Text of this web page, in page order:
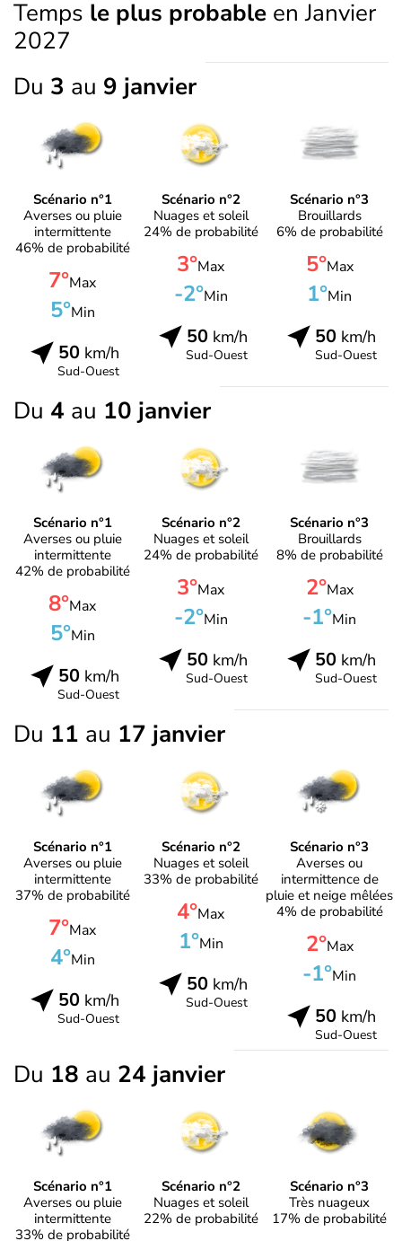
Temps le plus probable en Janvier
2027
Du 3 au 9 janvier
Scénario n°1
Averses ou pluie
intermittente
46% de probabilité
7°Max
5°Min
50km/h
Sud-Ouest
Scénario n°2
Nuages et soleil
24% de probabilité
3°Max
-2°Min
50km/h
Sud-Ouest
Scénario n°3
Brouillards
6% de probabilité
5°Max
1°Min
50 km/h
Sud-Ouest
Du 4 au 10 janvier
Scénario n°1
Averses ou pluie
intermittente
42% de probabilité
8°Max
5°Min
50km/h
Sud-Ouest
Scénario n°2
Nuages et soleil
24% de probabilité
3°Max
-2°Min
50km/h
Sud-Ouest
Scénario n°3
Brouillards
8% de probabilité
2°Max
-1°Min
50 km/h
Sud-Ouest
Du 11 au 17 janvier
Scénario n°1
Averses ou pluie
intermittente
37% de probabilité
7°Max
4°Min
50km/h
Sud-Ouest
Scénario n°2
Nuages et soleil
33% de probabilité
4°Max
1°Min
50km/h
Sud-Ouest
Scénario n°3
Averses ou
intermittence de
pluie et neige mêlées
4% de probabilité
2°Max
-1°Min
50 km/h
Sud-Ouest
Du 18 au 24 janvier
Scénario n°1
Averses ou pluie
intermittente
33% de probabilité
Scénario n°2
Nuages et soleil
22% de probabilité
Scénario n°3
Très nuageux
17% de probabilité